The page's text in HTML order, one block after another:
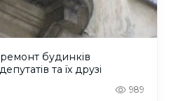
ремонт будинків
та їх друзі
989